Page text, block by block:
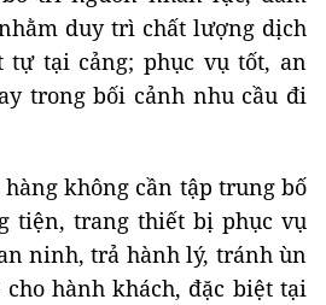
duy trì chất lượng dịch
tại cảng; phục vụ tốt, an
trong bối cảnh nhu cầu đi
hàng không cần tập trung bố
tiện, trang thiết bị phục vụ
ninh, trả hành lý, tránh ùn
hành khách, đặc biệt tại